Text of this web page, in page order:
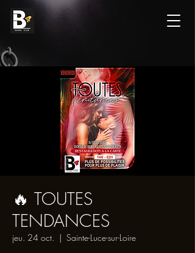
🔥 TOUTES
TENDANCES
jeu. 24 oct.
  |
Sainte-Luce-sur-Loire